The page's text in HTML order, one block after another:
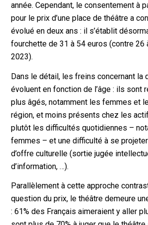
année. Cependant, le consentement à
pour le prix d’une place de théâtre a
évolué en deux ans : il s’établit
fourchette de 31 à 54 euros (contre 26
2023).
Dans le détail, les freins concernant la
évoluent en fonction de l’âge : ils sont
plus âgés, notamment les femmes et
région, et moins présents chez les
plutôt les difficultés quotidiennes –
femmes – et une difficulté à se
d’offre culturelle (sortie jugée
d’information, …).
Parallèlement à cette approche
question du prix, le théâtre demeure
: 61% des Français aimeraient y aller